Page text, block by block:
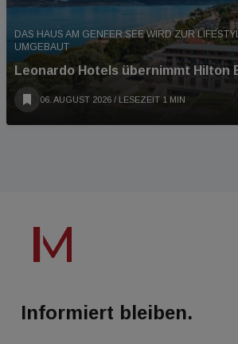
DAS HAUS AM GENFER SEE WIRD ZUR
UMGEBAUT
Leonardo Hotels übernimmt Hilton
06. AUGUST 2026 / LESEZEIT 1 MIN
Informiert bleiben.